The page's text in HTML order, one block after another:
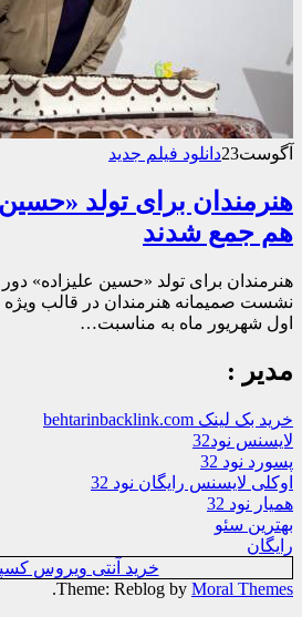
آگوست23دانلود فیلم جدید
هنرمندان برای تولد «حسین
هم جمع شدند
هنرمندان برای تولد «حسین علیزاده»
نشست صمیمانه هنرمندان در قالب ویژه
اول شهریور ماه به مناسبت…
مدیر :
خرید بک لینک behtarinbacklink.com
لایسنس نود32
پسورد نود 32
اوکلی لایسنس رایگان نود 32
همیار نود 32
بهترین سئو
رایگان
خرید آنتی ویروس
Theme: Reblog by Moral Themes
.